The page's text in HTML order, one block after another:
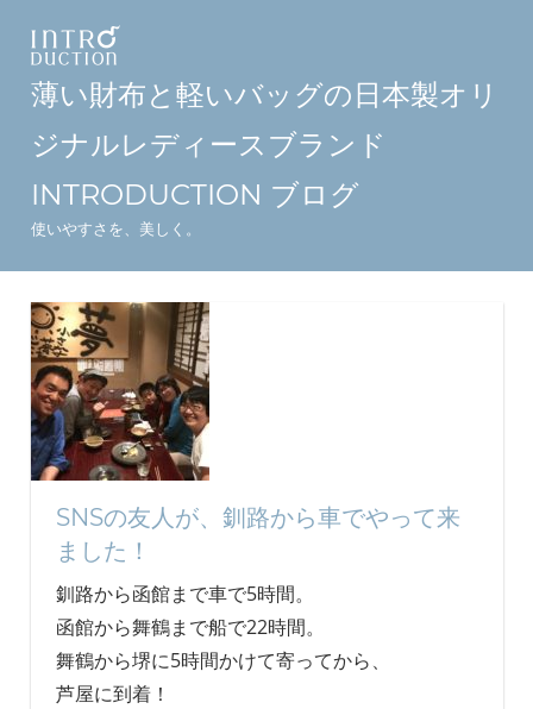
薄い財布と軽いバッグの日本製オリ
ジナルレディースブランド
INTRODUCTION ブログ
使いやすさを、美しく。
SNSの友人が、釧路から車でやって来
ました！
釧路から函館まで車で5時間。
函館から舞鶴まで船で22時間。
舞鶴から堺に5時間かけて寄ってから、
芦屋に到着！